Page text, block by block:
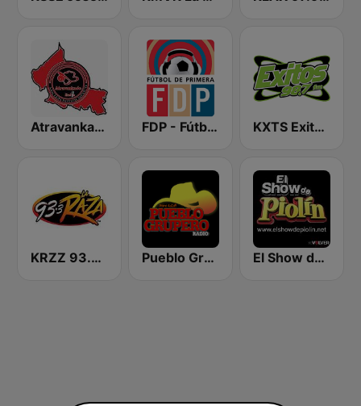
Atravankado Radio FDP - Fútbol de Primera KXTS Exitos 98.7 FM
KRZZ 93.3 La Raza FM Pueblo Grupero Radio El Show de Piolín